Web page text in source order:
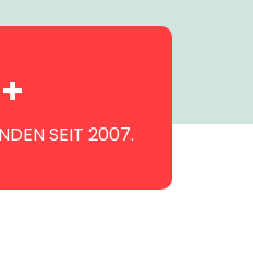
SEIT 2007.
+